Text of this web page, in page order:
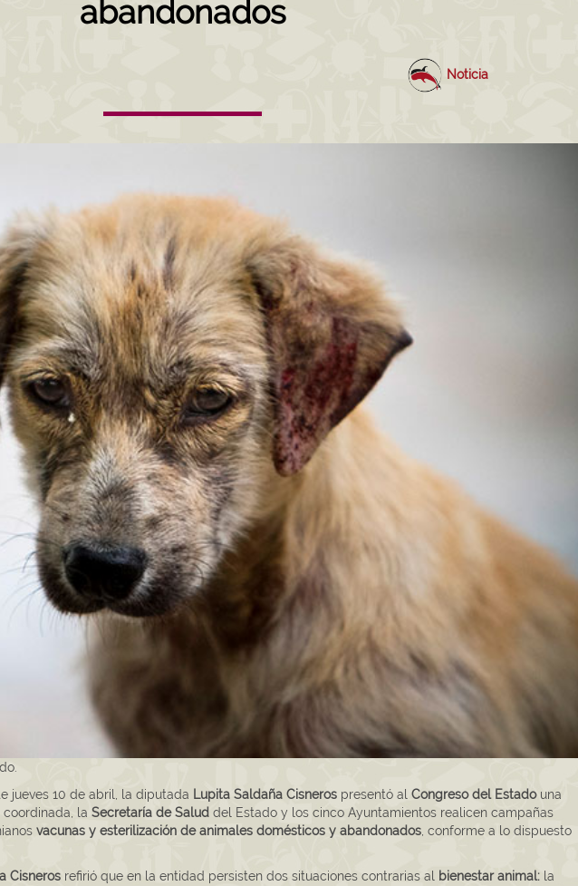
abandonados
Noticia
jueves 10 de abril, la diputada Lupita Saldaña Cisneros presentó al Congreso del Estadouna
la Secretaría de Salud del Estado y los cinco Ayuntamientos realicen campañas
vacunas y esterilización de animales domésticos y abandonados, conforme a lo dispuesto
Cisneros refirió que en la entidad persisten dos situaciones contrarias al bienestar animal: la